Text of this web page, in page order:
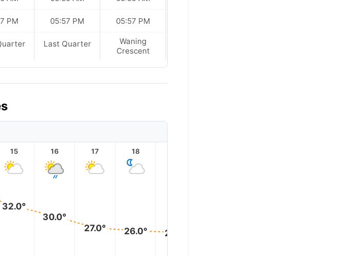
PM 05:57 PM
Last Quarter
05:57 PM
Waning
Crescent
15
32.0°
16
30.0°
17
27.0°
18
26.0° 26.0°